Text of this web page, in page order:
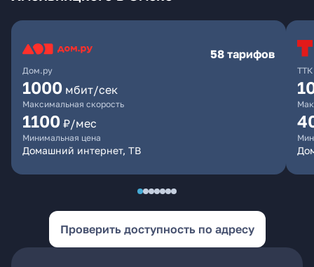
Дом.ру
58 тарифов
1000 мбит/сек
Максимальная скорость
1100 ₽/мес
Минимальная цена
Домашний интернет, ТВ
ТТК
Проверить доступность по адресу